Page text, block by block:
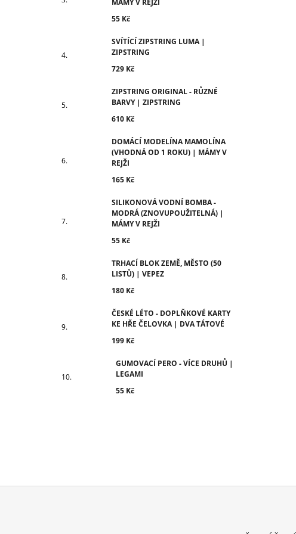
55 Kč
SVÍTÍCÍ ZIPSTRING LUMA |
ZIPSTRING
729 Kč
ZIPSTRING ORIGINAL - RŮZNÉ
BARVY | ZIPSTRING
610 Kč
DOMÁCÍ MODELÍNA MAMOLÍNA
(VHODNÁ OD 1 ROKU) | MÁMY V
REJŽI
165 Kč
SILIKONOVÁ VODNÍ BOMBA -
MODRÁ (ZNOVUPOUŽITELNÁ) |
MÁMY V REJŽI
55 Kč
TRHACÍ BLOK ZEMĚ, MĚSTO (50
LISTŮ) | VEPEZ
180 Kč
ČESKÉ LÉTO - DOPLŇKOVÉ KARTY
KE HŘE ČELOVKA | DVA TÁTOVÉ
199 Kč
GUMOVACÍ PERO - VÍCE DRUHŮ |
LEGAMI
55 Kč